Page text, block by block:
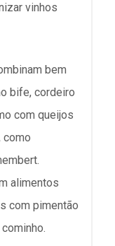
vinhos
bem
bife, cordeiro
com queijos
como
alimentos
com pimentão